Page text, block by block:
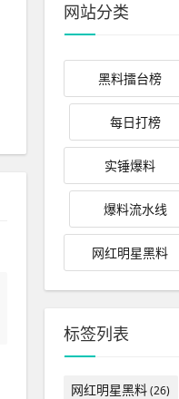
网站分类
黑料擂台榜
每日打榜
实锤爆料
爆料流水线
网红明星黑料
标签列表
网红明星黑料(26)